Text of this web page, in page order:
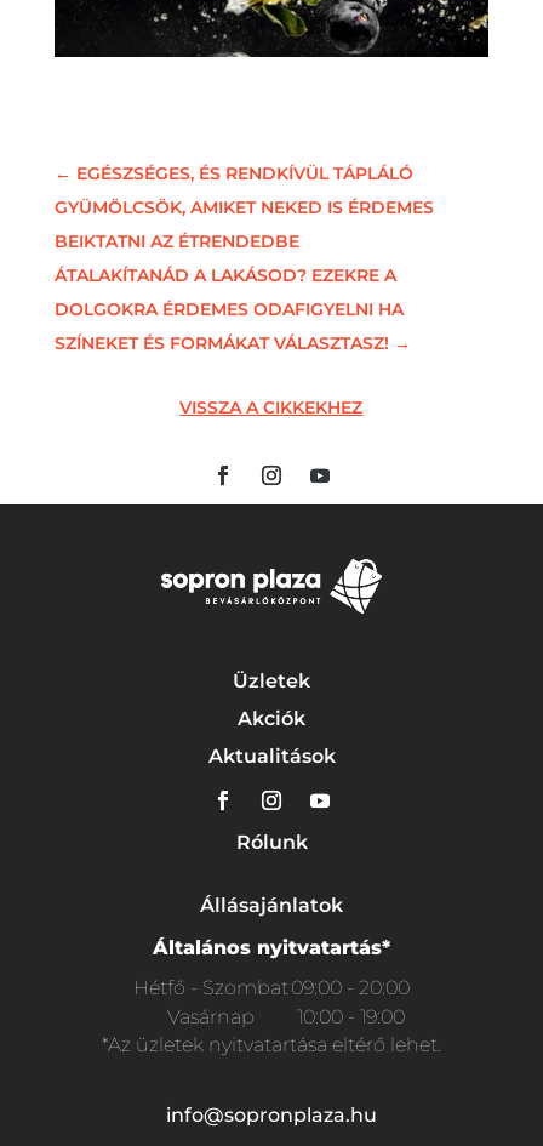
← EGÉSZSÉGES, ÉS RENDKÍVÜL TÁPLÁLÓ
GYÜMÖLCSÖK, AMIKET NEKED IS ÉRDEMES
BEIKTATNI AZ ÉTRENDEDBE
ÁTALAKÍTANÁD A LAKÁSOD? EZEKRE A
DOLGOKRA ÉRDEMES ODAFIGYELNI HA
SZÍNEKET ÉS FORMÁKAT VÁLASZTASZ! →
VISSZA A CIKKEKHEZ
Üzletek
Akciók
Aktualitások
Rólunk
Állásajánlatok
Általános nyitvatartás*
Hétfő - Szombat 09:00 - 20:00
Vasárnap
10:00 - 19:00
*Az üzletek nyitvatartása eltérő lehet.
info@sopronplaza.hu